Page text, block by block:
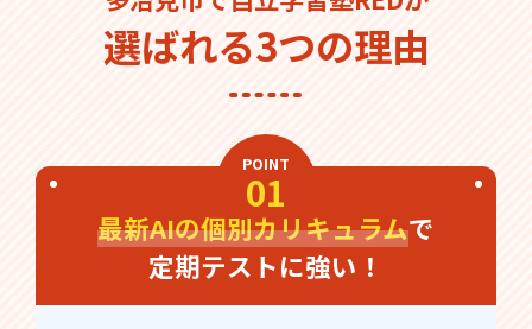
選ばれる3つの理由
POINT
01
最新AIの個別カリキュラムで
定期テストに強い！